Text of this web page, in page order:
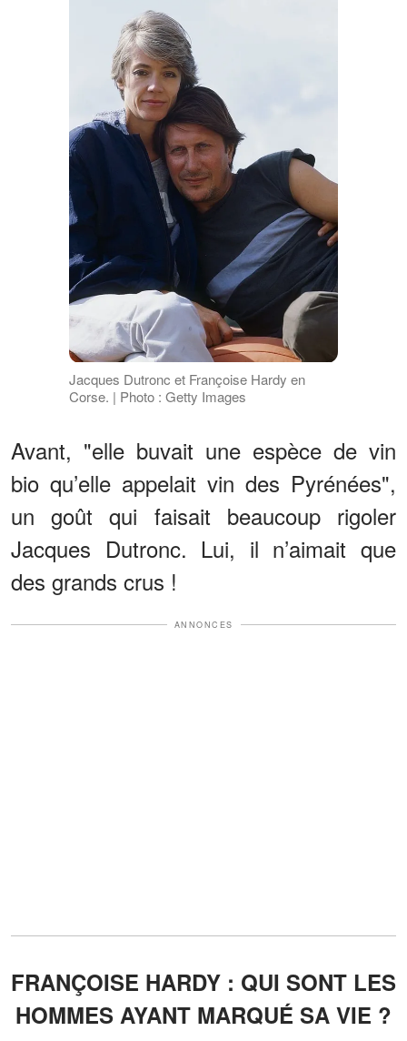
Jacques Dutronc et Françoise Hardy en
Corse. | Photo : Getty Images
Avant, "elle buvait une espèce de vin
bio qu’elle appelait vin des Pyrénées",
un goût qui faisait beaucoup rigoler
Jacques Dutronc. Lui, il n’aimait que
des grands crus !
ANNONCES
FRANÇOISE HARDY : QUI SONT LES
HOMMES AYANT MARQUÉ SA VIE ?